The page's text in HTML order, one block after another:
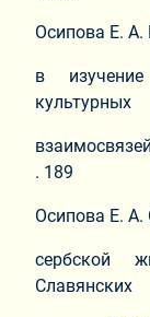
Осипова Е. А.
в
культурных
. 189
Осипова Е. А.
сербской
Славянских